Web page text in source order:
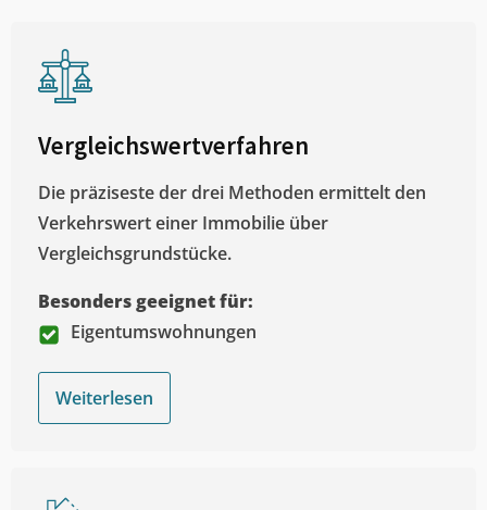
Vergleichswertverfahren
Die präziseste der drei Methoden ermittelt den
Verkehrswert einer Immobilie über
Vergleichsgrundstücke.
Besonders geeignet für:
Eigentumswohnungen
Weiterlesen